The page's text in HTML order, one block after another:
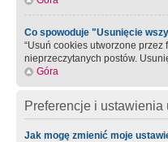
Co spowoduje "Usunięcie
“Usuń cookies utworzone
nieprzeczytanych postów.
Góra
Preferencje i ustawienia
Jak mogę zmienić moje